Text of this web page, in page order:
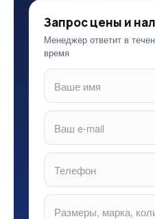
Запрос цены и
Менеджер ответит в
время